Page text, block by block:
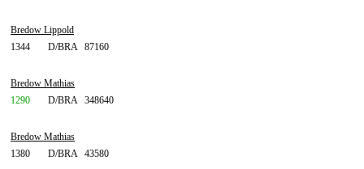
Bredow Lippold
1344
D/BRA 87160
Bredow Mathias
1290
D/BRA 348640
Bredow Mathias
1380
D/BRA 43580